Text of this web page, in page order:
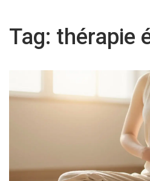
Tag: thérapie